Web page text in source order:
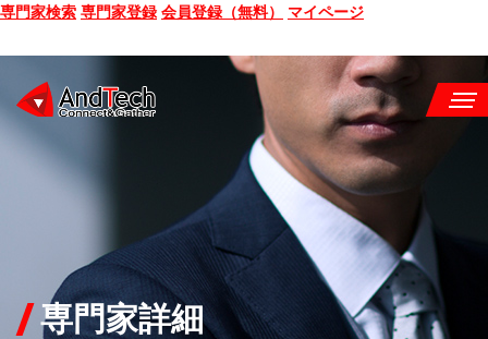
専門家検索 専門家登録 会員登録（無料） マイページ
CONSULTING
SERVICE
専門家詳細